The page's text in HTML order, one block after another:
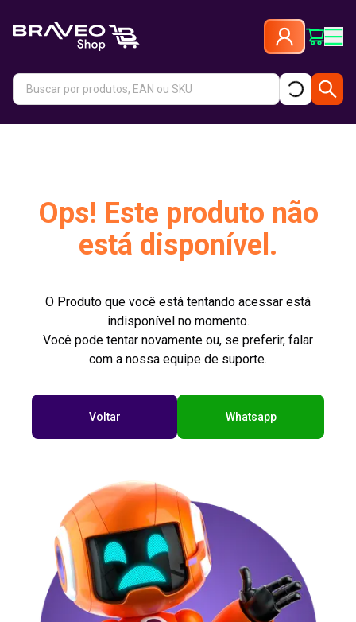
Ops! Este produto não
está disponível.
O Produto que você está tentando acessar está
indisponível no momento.
Você pode tentar novamente ou, se preferir, falar
com a nossa equipe de suporte.
Voltar Whatsapp